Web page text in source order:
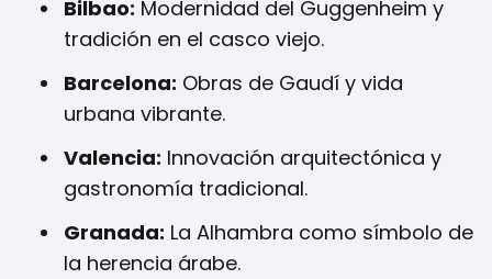
Bilbao: Modernidad del Guggenheim y
tradición en el casco viejo.
Barcelona: Obras de Gaudí y vida
urbana vibrante.
Valencia: Innovación arquitectónica y
gastronomía tradicional.
Granada: La Alhambra como símbolo de
la herencia árabe.